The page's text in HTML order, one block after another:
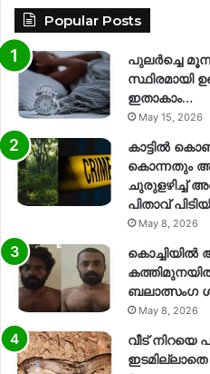
Popular Posts
പുലർച്ചെ
ഇതാകാം…
May 15, 2026
കാട്ടിൽ
കൊന്നതും
ചുരുളഴിച്ച്
പിതാവ്
May 8, 2026
ബലാത്സംഗ​
May 8, 2026
വീട് നിറയെ